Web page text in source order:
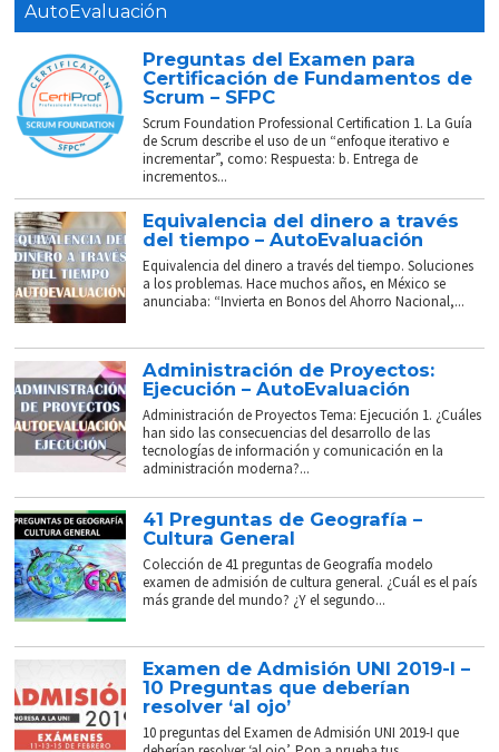
AutoEvaluación
Preguntas del Examen para
Certificación de Fundamentos de
Scrum – SFPC
Scrum Foundation Professional Certification 1. La Guía
de Scrum describe el uso de un “enfoque iterativo e
incrementar”, como: Respuesta: b. Entrega de
incrementos...
Equivalencia del dinero a través
del tiempo – AutoEvaluación
Equivalencia del dinero a través del tiempo. Soluciones
a los problemas. Hace muchos años, en México se
anunciaba: “Invierta en Bonos del Ahorro Nacional,...
Administración de Proyectos:
Ejecución – AutoEvaluación
Administración de Proyectos Tema: Ejecución 1. ¿Cuáles
han sido las consecuencias del desarrollo de las
tecnologías de información y comunicación en la
administración moderna?...
41 Preguntas de Geografía –
Cultura General
Colección de 41 preguntas de Geografía modelo
examen de admisión de cultura general. ¿Cuál es el país
más grande del mundo? ¿Y el segundo...
Examen de Admisión UNI 2019-I –
10 Preguntas que deberían
resolver ‘al ojo’
10 preguntas del Examen de Admisión UNI 2019-I que